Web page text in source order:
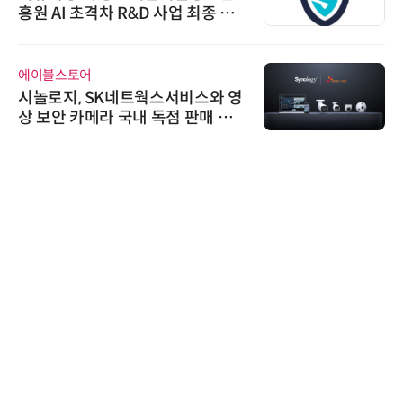
흥원 AI 초격차 R&D 사업 최종 선
에이블스토어
시놀로지, SK네트웍스서비스와 영
상 보안 카메라 국내 독점 판매 파